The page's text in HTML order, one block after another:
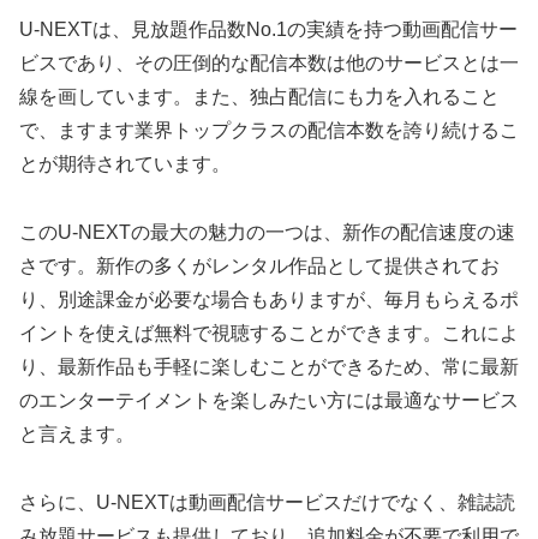
U-NEXTは、見放題作品数No.1の実績を持つ動画配信サー
ビスであり、その圧倒的な配信本数は他のサービスとは一
線を画しています。また、独占配信にも力を入れること
で、ますます業界トップクラスの配信本数を誇り続けるこ
とが期待されています。
このU-NEXTの最大の魅力の一つは、新作の配信速度の速
さです。新作の多くがレンタル作品として提供されてお
り、別途課金が必要な場合もありますが、毎月もらえるポ
イントを使えば無料で視聴することができます。これによ
り、最新作品も手軽に楽しむことができるため、常に最新
のエンターテイメントを楽しみたい方には最適なサービス
と言えます。
さらに、U-NEXTは動画配信サービスだけでなく、雑誌読